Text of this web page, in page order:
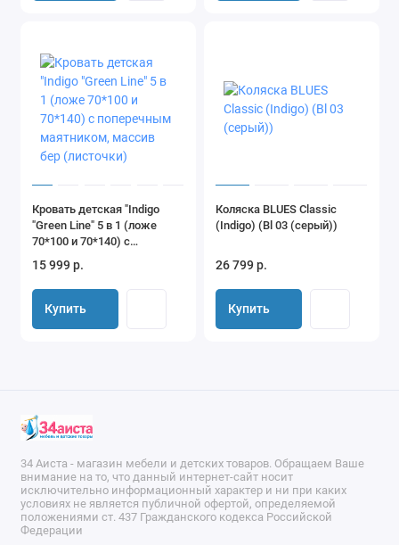
Кровать детская "Indigo
"Green Line" 5 в 1 (ложе
70*100 и 70*140) с
поперечным маятником,
массив бер (листочки)
15 999 р.
Купить
Коляска BLUES Classic
(Indigo) (Bl 03 (серый))
26 799 р.
Купить
34 Аиста - магазин мебели и детских товаров. Обращаем Ваше
внимание на то, что данный интернет-сайт носит
исключительно информационный характер и ни при каких
условиях не является публичной офертой, определяемой
положениями ст. 437 Гражданского кодекса Российской
Федерации